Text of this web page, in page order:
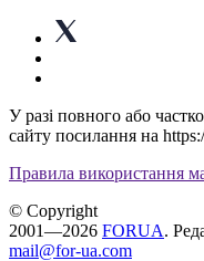
У разі повного або
сайту посилання на
Правила використання
© Copyright
2001—2026 FORUA.
mail@for-ua.com